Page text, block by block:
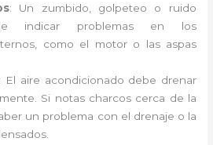
: Un zumbido, golpeteo o ruido
indicar problemas en los
como el motor o las aspas
: El aire acondicionado debe drenar
Si notas charcos cerca de la
un problema con el drenaje o la